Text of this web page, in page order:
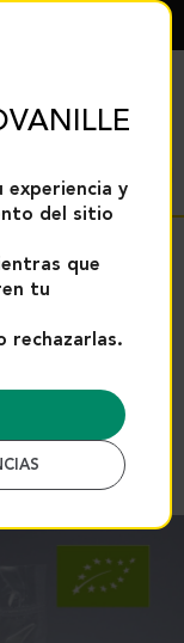
experiencia y
del sitio
que
tu
rechazarlas.
|